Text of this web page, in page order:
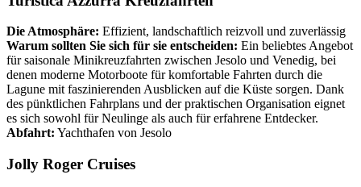
Die Atmosphäre: Effizient, landschaftlich reizvoll und zuverlässig
Warum sollten Sie sich für sie entscheiden: Ein beliebtes Angebot
für saisonale Minikreuzfahrten zwischen Jesolo und Venedig, bei
denen moderne Motorboote für komfortable Fahrten durch die
Lagune mit faszinierenden Ausblicken auf die Küste sorgen. Dank
des pünktlichen Fahrplans und der praktischen Organisation eignet
es sich sowohl für Neulinge als auch für erfahrene Entdecker.
Abfahrt: Yachthafen von Jesolo
Jolly Roger Cruises